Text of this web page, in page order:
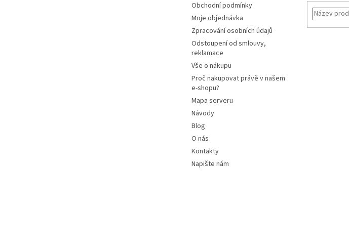
Obchodní podmínky
Moje objednávka
Zpracování osobních údajů
Odstoupení od smlouvy,
reklamace
Vše o nákupu
Proč nakupovat právě v našem
e-shopu?
Mapa serveru
Návody
Blog
O nás
Kontakty
Napište nám